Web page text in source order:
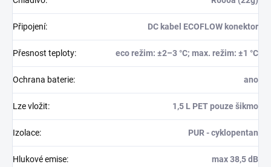
Připojení: DC kabel ECOFLOW konektor
Přesnost teploty: eco režim: ±2–3 °C; max. režim: ±1 °C
Ochrana baterie: ano
Lze vložit: 1,5 L PET pouze šikmo
Izolace: PUR - cyklopentan
Hlukové emise: max 38,5 dB